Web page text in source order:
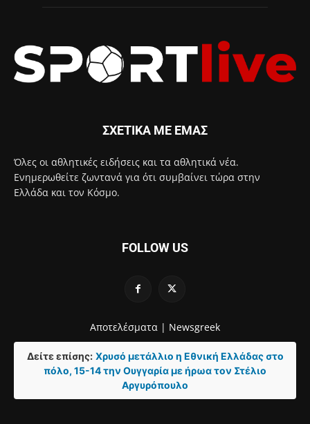
ΣΧΕΤΙΚΑ ΜΕ ΕΜΑΣ
Όλες οι αθλητικές ειδήσεις και τα αθλητικά νέα.
Ενημερωθείτε ζωντανά για ότι συμβαίνει τώρα στην
Ελλάδα και τον Κόσμο.
FOLLOW US
Αποτελέσματα | Newsgreek
Δείτε επίσης: Χρυσό μετάλλιο η Εθνική Ελλάδας στο
πόλο, 15-14 την Ουγγαρία με ήρωα τον Στέλιο
Αργυρόπουλο